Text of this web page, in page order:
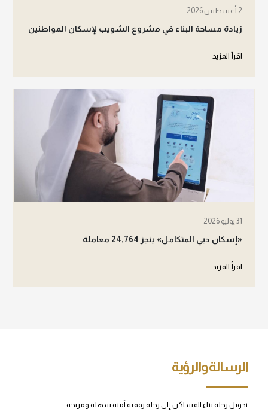
2 أغسطس 2026
زيادة مساحة البناء في مشروع الشويب لإسكان المواطنين
اقرأ المزيد
31 يوليو 2026
«إسكان دبي المتكامل» ينجز 24,764 معاملة
اقرأ المزيد
الرسالة والرؤية
تحويل رحلة بناء المساكن إلى رحلة رقمية آمنة سهلة ومريحة